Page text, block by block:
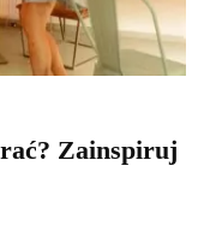
Zainspiruj